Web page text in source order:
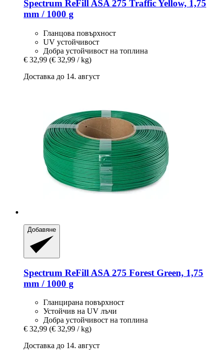
Spectrum ReFill ASA 275 Traffic Yellow, 1,75
mm / 1000 g
Гланцова повърхност
UV устойчивост
Добра устойчивост на топлина
€ 32,99 (€ 32,99 / kg)
Доставка до 14. август
Добавяне
Spectrum ReFill ASA 275 Forest Green, 1,75
mm / 1000 g
Гланцирана повърхност
Устойчив на UV лъчи
Добра устойчивост на топлина
€ 32,99 (€ 32,99 / kg)
Доставка до 14. август